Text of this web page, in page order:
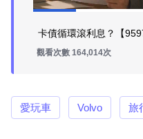
卡債循環滾利息？【
觀看次數 164,014次
愛玩車 Volvo 旅